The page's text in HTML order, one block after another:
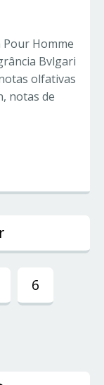
Pour Homme
Bvlgari
olfativas
notas de
6